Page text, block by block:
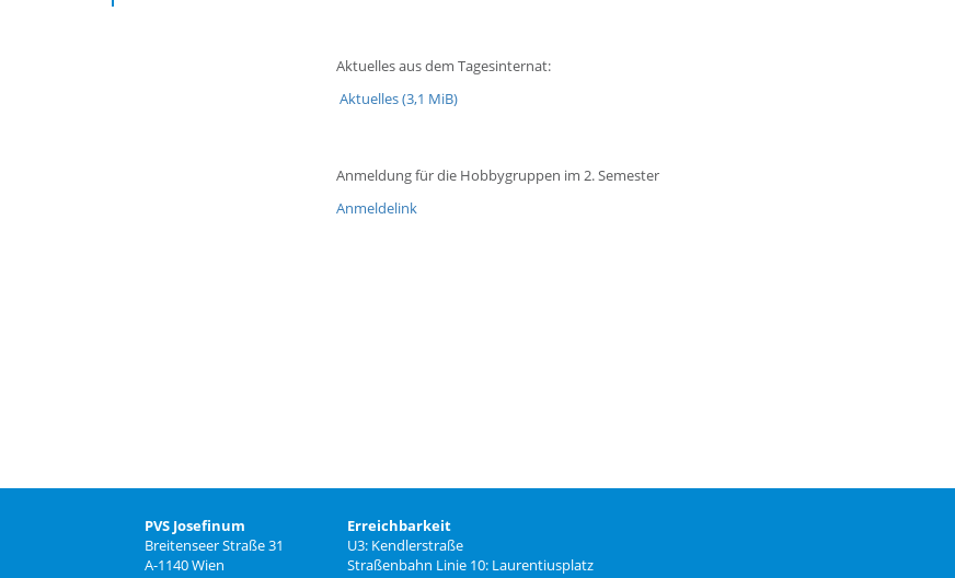
Aktuelles aus dem Tagesinternat:
Aktuelles(3,1 MiB)
Anmeldung für die Hobbygruppen im 2. Semester
Anmeldelink
PVS Josefinum
Breitenseer Straße 31
A-1140 Wien
Erreichbarkeit
U3: Kendlerstraße
Straßenbahn Linie 10: Laurentiusplatz